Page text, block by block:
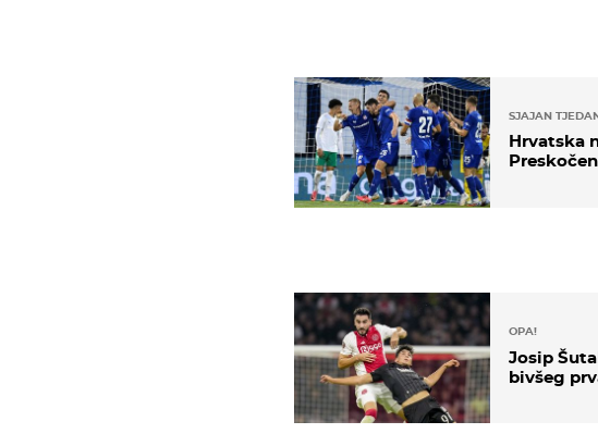
SJAJAN
Hrvatska
OPA!
Josip
bivšeg